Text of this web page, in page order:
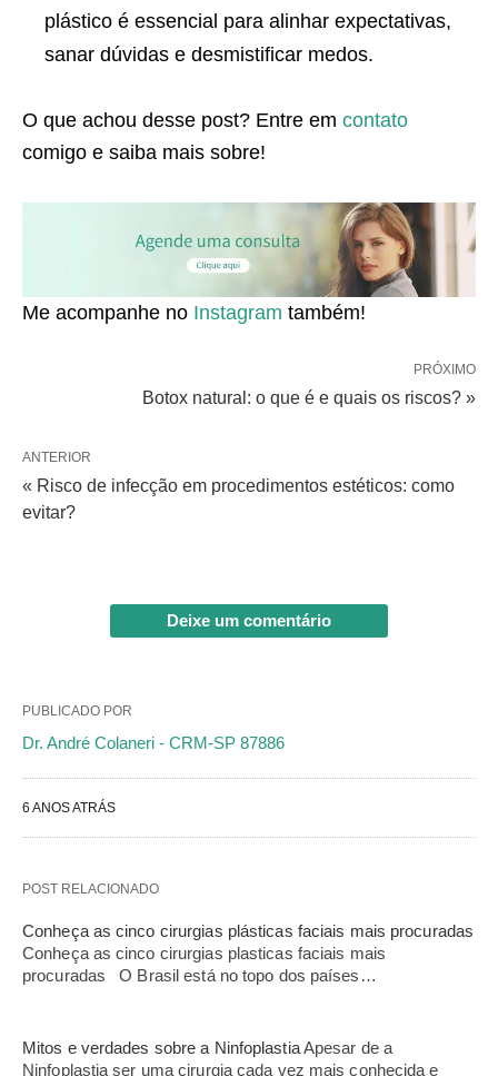
plástico é essencial para alinhar expectativas,
sanar dúvidas e desmistificar medos.
O que achou desse post? Entre em contato
comigo e saiba mais sobre!
Me acompanhe no Instagram também!
PRÓXIMO
Botox natural: o que é e quais os riscos? »
ANTERIOR
« Risco de infecção em procedimentos estéticos: como
evitar?
Deixe um comentário
PUBLICADO POR
Dr. André Colaneri - CRM-SP 87886
6 ANOS ATRÁS
POST RELACIONADO
Conheça as cinco cirurgias plásticas faciais mais procuradas
Conheça as cinco cirurgias plasticas faciais mais
procuradas O Brasil está no topo dos países…
Mitos e verdades sobre a NinfoplastiaApesar de a
Ninfoplastia ser uma cirurgia cada vez mais conhecida e